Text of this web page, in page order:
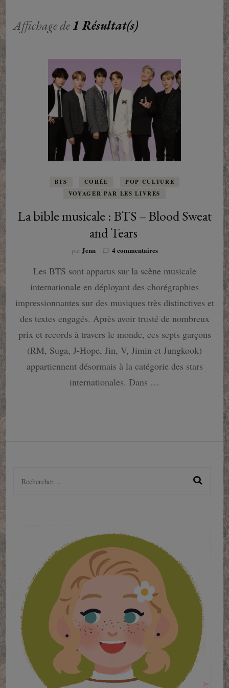
Affichage de1 Résultat(s)
BTS CORÉE
POP CULTURE
VOYAGER PAR LES LIVRES
La bible musicale : BTS – Blood Sweat
and Tears
parJenn 4 commentairessur
bible
:
BTS
Blood
Sweat
Tears
Les BTS sont apparus sur la scène musicale
internationale en déployant des chorégraphies
impressionnantes sur des musiques très distinctives et
des textes engagés. Après avoir trusté de nombreux
prix et records à travers le monde, ces septs garçons
(RM, Suga, J-Hope, Jin, V, Jimin et Jungkook)
appartiennent désormais à la catégorie des stars
internationales. Dans …
Rechercher :